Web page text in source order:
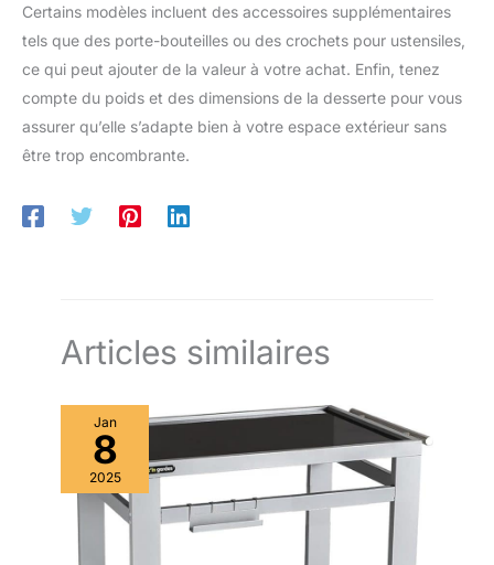
Certains modèles incluent des accessoires supplémentaires
tels que des porte-bouteilles ou des crochets pour ustensiles,
ce qui peut ajouter de la valeur à votre achat. Enfin, tenez
compte du poids et des dimensions de la desserte pour vous
assurer qu’elle s’adapte bien à votre espace extérieur sans
être trop encombrante.
Articles similaires
Jan
8
2025